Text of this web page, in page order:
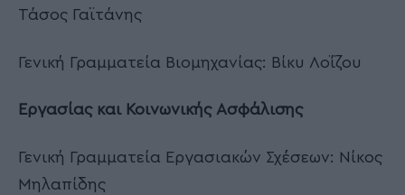
Τάσος Γαϊτάνης
Γενική Γραμματεία Βιομηχανίας: Βίκυ Λοΐζου
Εργασίας και Κοινωνικής Ασφάλισης
Γενική Γραμματεία Εργασιακών Σχέσεων: Νίκος
Μηλαπίδης